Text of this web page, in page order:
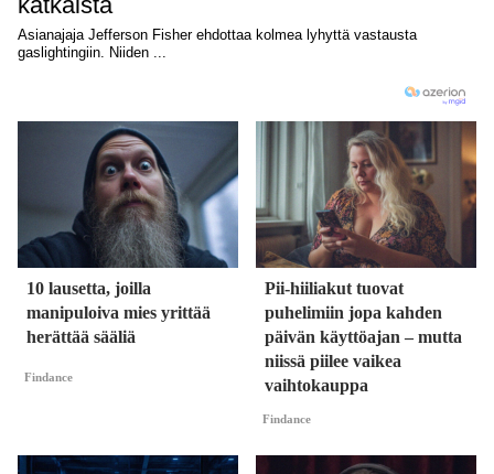
10 lausetta, joilla
manipuloiva mies yrittää
herättää sääliä
Findance
Pii-hiiliakut tuovat
puhelimiin jopa kahden
päivän käyttöajan – mutta
niissä piilee vaikea
vaihtokauppa
Findance